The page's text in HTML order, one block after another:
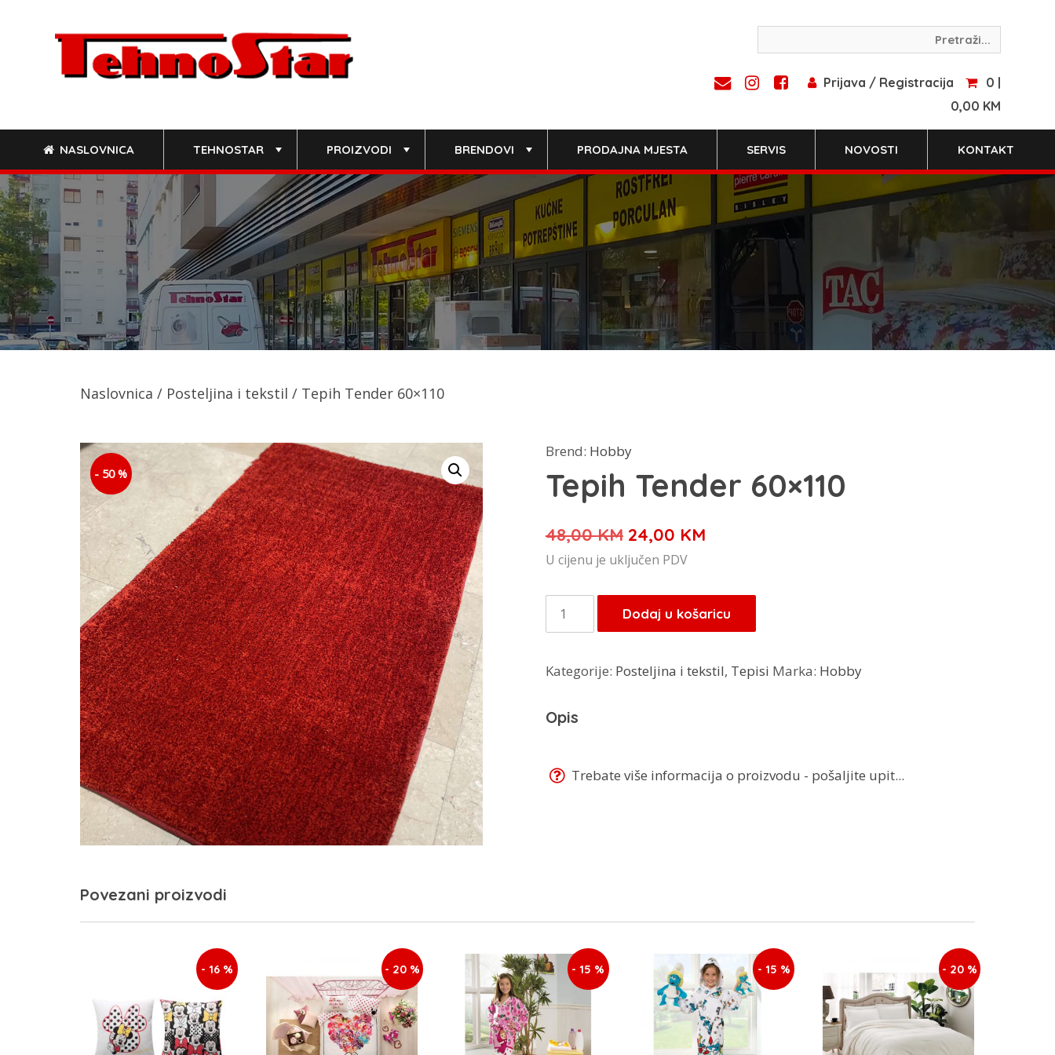
Prijava / Registracija
0 |
0,00 KM
NASLOVNICA TEHNOSTAR PROIZVODI BRENDOVI PRODAJNA MJESTA SERVIS NOVOSTI KONTAKT
Naslovnica / Posteljina i tekstil / Tepih Tender 60×110
- 50 %
Brend: Hobby
Tepih Tender 60×110
48,00KM Izvorna
cijena
je:
48,00 KM.
24,00 KMTrenutna
24,00 KM.
U cijenu je uključen PDV
Tepih
Tender
količina
Dodaj u košaricu
Kategorije: Posteljina i tekstil, Tepisi Marka: Hobby
Opis
Trebate više informacija o proizvodu - pošaljite upit...
Povezani proizvodi
- 16 % - 20 % - 15 % - 15 % - 20 %